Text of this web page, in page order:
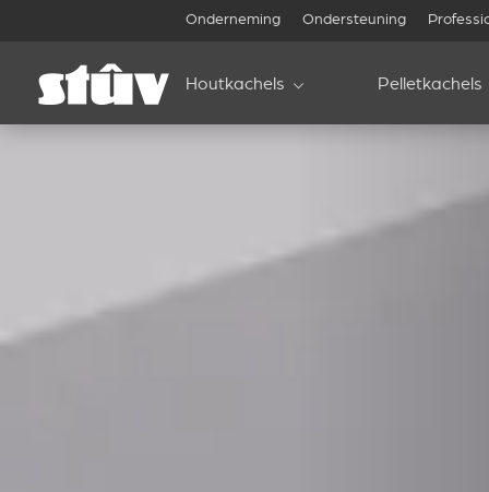
Onderneming Ondersteuning
Houtkachels Pelletkachels